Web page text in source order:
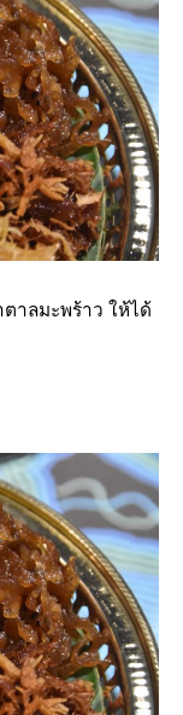
าลมะพร้าว ให้ได้